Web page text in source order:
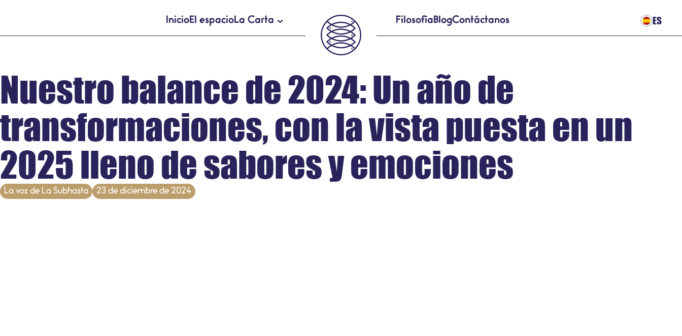
InicioEl espacioLa Carta FilosofíaBlogContáctanos ES
Nuestro balance de 2024: Un año de
transformaciones, con la vista puesta en un
2025 lleno de sabores y emociones
La voz de La Subhasta 23 de diciembre de 2024